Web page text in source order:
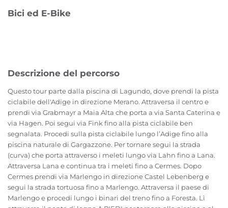
Bici ed E-Bike
Descrizione del percorso
Questo tour parte dalla piscina di Lagundo, dove prendi la pista
ciclabile dell'Adige in direzione Merano. Attraversa il centro e
prendi via Grabmayr a Maia Alta che porta a via Santa Caterina e
via Hagen. Poi segui via Fink fino alla pista ciclabile ben
segnalata. Procedi sulla pista ciclabile lungo l’Adige fino alla
piscina naturale di Gargazzone. Per tornare segui la strada
(curva) che porta attraverso i meleti lungo via Lahn fino a Lana.
Attraversa Lana e continua tra i meleti fino a Cermes. Dopo
Cermes prendi via Marlengo in direzione Castel Lebenberg e
segui la strada tortuosa fino a Marlengo. Attraversa il paese di
Marlengo e procedi lungo i binari del treno fino a Foresta. Lì